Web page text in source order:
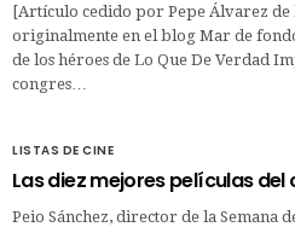
[Artículo cedido por Pepe Álvarez de
originalmente en el blog Mar de
de los héroes de Lo Que De Verdad
congres…
LISTAS DE CINE
Las diez mejores películas del
Peio Sánchez, director de la Semana